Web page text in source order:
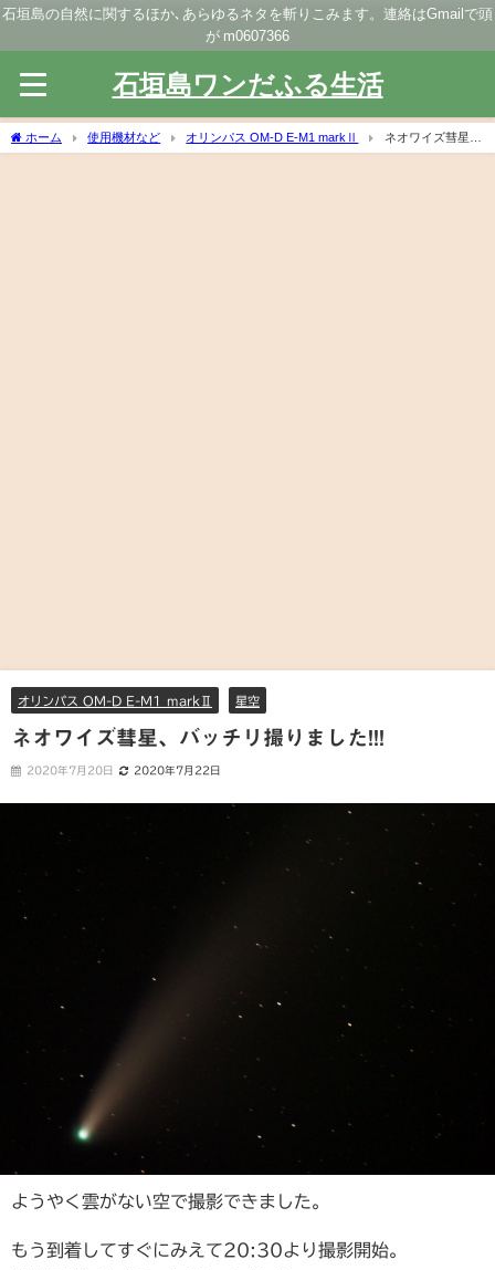
石垣島の自然に関するほか､あらゆるネタを斬りこみます。連絡はGmailで頭
が m0607366
石垣島ワンだふる生活
ホーム 使用機材など オリンパス OM-D E-M1 markⅡ
ネオワイズ彗星、
バッチリ撮りました!!!
オリンパス OM-D E-M1 markⅡ 星空
ネオワイズ彗星、バッチリ撮りました!!!
2020年7月20日 2020年7月22日
ようやく雲がない空で撮影できました。
もう到着してすぐにみえて20:30より撮影開始。